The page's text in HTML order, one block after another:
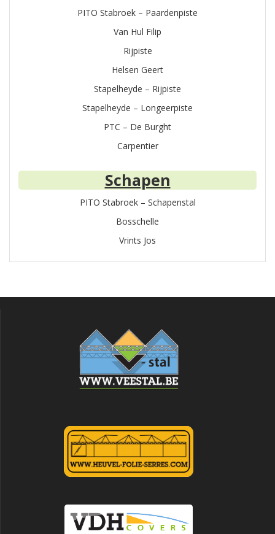
PITO Stabroek – Paardenpiste
Van Hul Filip
Rijpiste
Helsen Geert
Stapelheyde – Rijpiste
Stapelheyde – Longeerpiste
PTC – De Burght
Carpentier
Schapen
PITO Stabroek – Schapenstal
Bosschelle
Vrints Jos